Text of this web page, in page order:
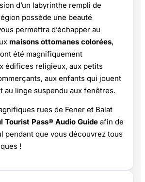
d’un labyrinthe rempli de
possède une beauté
permettra d’échapper au
maisons ottomanes colorées,
été magnifiquement
édifices religieux, aux petits
aux enfants qui jouent
au linge suspendu aux fenêtres.
rues de Fener et Balat
Tourist Pass® Audio Guide afin de
pendant que vous découvrez tous
!